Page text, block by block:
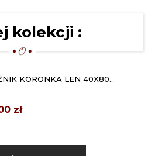
kolekcji :
KORONKA LEN 40X80
zł